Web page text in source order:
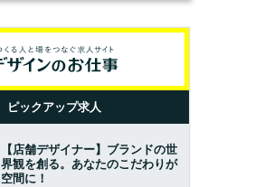
ピックアップ求人
【店舗デザイナー】ブランドの世
界観を創る。あなたのこだわりが
空間に！